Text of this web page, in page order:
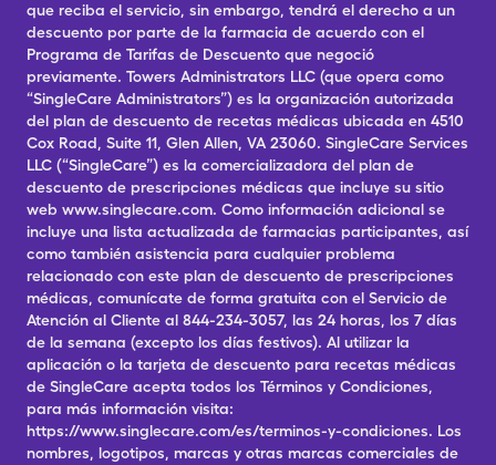
que reciba el servicio, sin embargo, tendrá el derecho a un
descuento por parte de la farmacia de acuerdo con el
Programa de Tarifas de Descuento que negoció
previamente. Towers Administrators LLC (que opera como
“SingleCare Administrators”) es la organización autorizada
del plan de descuento de recetas médicas ubicada en 4510
Cox Road, Suite 11, Glen Allen, VA 23060. SingleCare Services
LLC (“SingleCare”) es la comercializadora del plan de
descuento de prescripciones médicas que incluye su sitio
web www.singlecare.com. Como información adicional se
incluye una lista actualizada de farmacias participantes, así
como también asistencia para cualquier problema
relacionado con este plan de descuento de prescripciones
médicas, comunícate de forma gratuita con el Servicio de
Atención al Cliente al 844-234-3057, las 24 horas, los 7 días
de la semana (excepto los días festivos). Al utilizar la
aplicación o la tarjeta de descuento para recetas médicas
de SingleCare acepta todos los Términos y Condiciones,
para más información visita:
https://www.singlecare.com/es/terminos-y-condiciones. Los
nombres, logotipos, marcas y otras marcas comerciales de